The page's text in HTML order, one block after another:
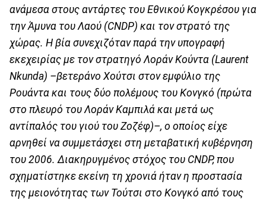
ανάμεσα στους αντάρτες του Εθνικού Κογκρέσου για
την Άμυνα του Λαού (CNDP) και τον στρατό της
χώρας. Η βία συνεχιζόταν παρά την υπογραφή
εκεχειρίας με τον στρατηγό Λοράν Κούντα (Laurent
Nkunda) –βετεράνο Χούτσι στον εμφύλιο της
Ρουάντα και τους δύο πολέμους του Κονγκό (πρώτα
στο πλευρό του Λοράν Καμπιλά και μετά ως
αντίπαλός του γιού του Ζοζέφ)–, ο οποίος είχε
αρνηθεί να συμμετάσχει στη μεταβατική κυβέρνηση
του 2006.Διακηρυγμένος στόχος του CNDP, που
σχηματίστηκε εκείνη τη χρονιά ήταν η προστασία
της μειονότητας των Τούτσι στο Κονγκό από τους